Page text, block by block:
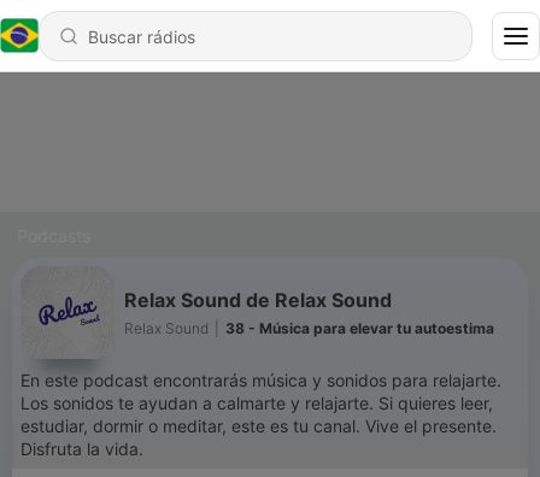
Relax Sound de Relax Sound
Relax Sound 38 - Música para elevar tu autoestima
En este podcast encontrarás música y sonidos para relajarte.
Los sonidos te ayudan a calmarte y relajarte. Si quieres leer,
estudiar, dormir o meditar, este es tu canal. Vive el presente.
Disfruta la vida.